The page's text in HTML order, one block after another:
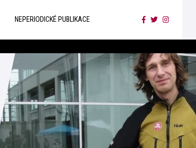
NEPERIODICKÉ PUBLIKACE